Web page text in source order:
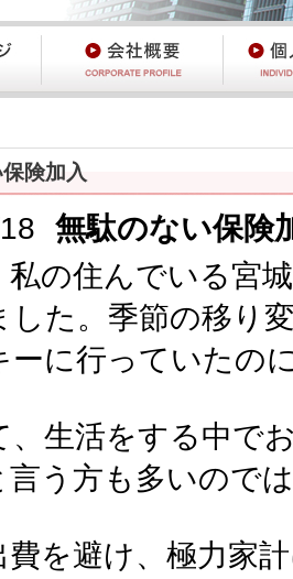
険加入
無駄のない保険
の住んでいる宮
した。季節の移り
ーに行っていたの
生活をする中で
言う方も多いので
を避け、極力家